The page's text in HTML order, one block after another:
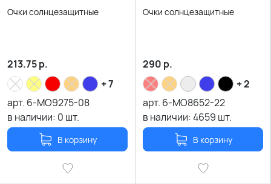
Очки солнцезащитные
213.75р.
+ 7
арт. 6-MO9275-08
в наличии: 0 шт.
В корзину
Очки солнцезащитные
290 р.
+ 2
арт. 6-MO8652-22
в наличии:4659 шт.
В корзину